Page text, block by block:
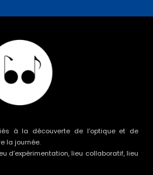
à la découverte de l’optique et de
la journée.
d’expérimentation, lieu collaboratif, lieu